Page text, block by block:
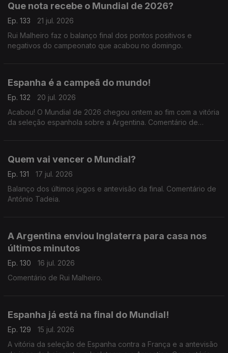
Que nota recebe o Mundial de 2026?
Ep. 133
21 jul. 2026
Rui Malheiro faz o balanço final dos pontos positivos e
negativos do campeonato que acabou no domingo.
Espanha é a campeã do mundo!
Ep. 132
20 jul. 2026
Acabou! O Mundial de 2026 chegou ontem ao fim com a vitória
da seleção espanhola sobre a Argentina. Comentário de
Quem vai vencer o Mundial?
Ep. 131
17 jul. 2026
Balanço dos últimos jogos e antevisão da final. Comentário de
António Tadeia.
A Argentina enviou Inglaterra para casa nos
últimos minutos
Ep. 130
16 jul. 2026
Comentário de Rui Malheiro.
Espanha já está na final do Mundial!
Ep. 129
15 jul. 2026
A vitória da seleção de Espanha contra a França e a antevisão